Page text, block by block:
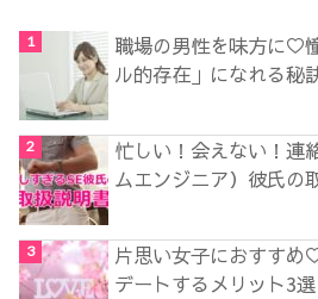
職場の男性を味方に♡
ル的存在」になれる秘
忙しい！会えない！連
ムエンジニア）彼氏の
片思い女子におすす
デートするメリット3選